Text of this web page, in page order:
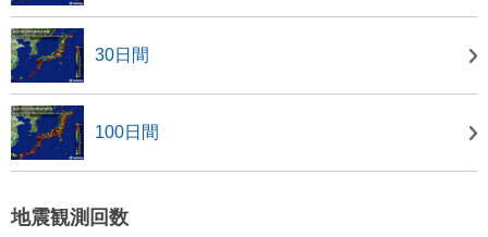
30日間
100日間
地震観測回数